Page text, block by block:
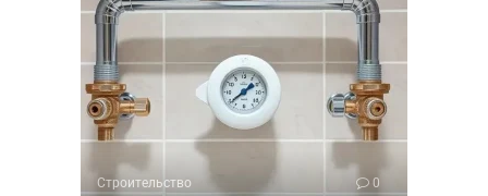
Строительство 0